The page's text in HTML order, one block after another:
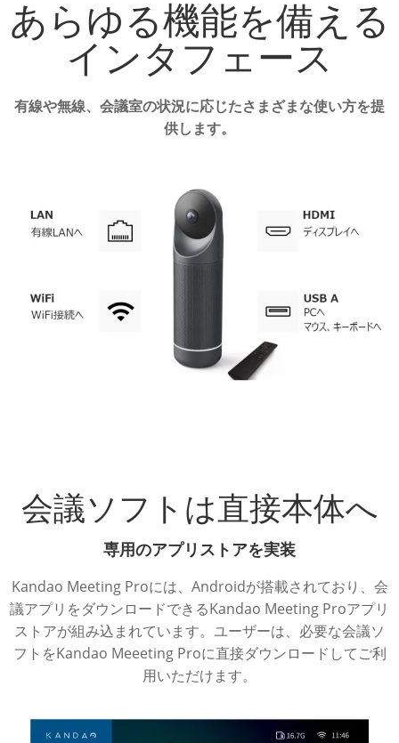
あらゆる機能を備える
インタフェース
有線や無線、会議室の状況に応じたさまざまな使い方を提
供します。
会議ソフトは直接本体へ
専用のアプリストアを実装
Kandao Meeting Proには、Androidが搭載されており、会
議アプリをダウンロードできるKandao Meeting Proアプリ
ストアが組み込まれています。ユーザーは、必要な会議ソ
フトをKandao Meeeting Proに直接ダウンロードしてご利
用いただけます。